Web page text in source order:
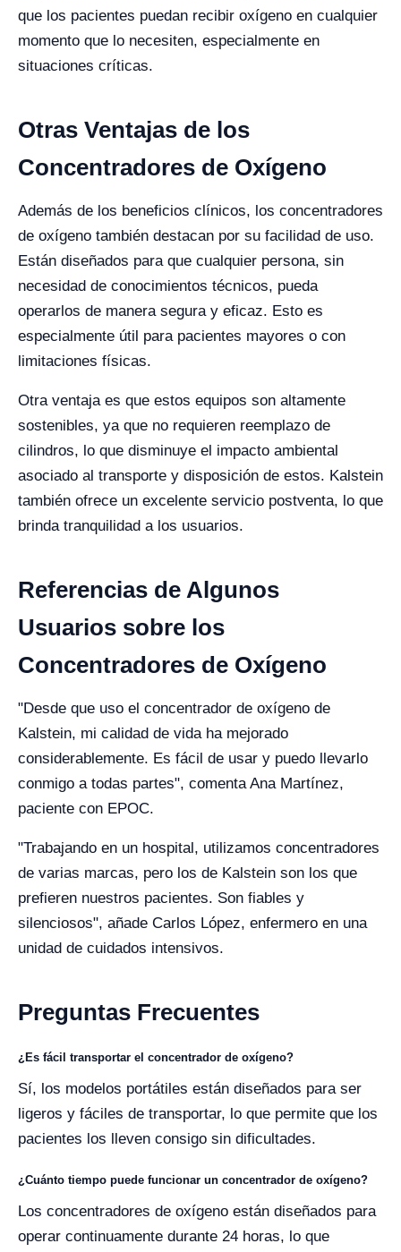
que los pacientes puedan recibir oxígeno en cualquier
momento que lo necesiten, especialmente en
situaciones críticas.
Otras Ventajas de los
Concentradores de Oxígeno
Además de los beneficios clínicos, los concentradores
de oxígeno también destacan por su facilidad de uso.
Están diseñados para que cualquier persona, sin
necesidad de conocimientos técnicos, pueda
operarlos de manera segura y eficaz. Esto es
especialmente útil para pacientes mayores o con
limitaciones físicas.
Otra ventaja es que estos equipos son altamente
sostenibles, ya que no requieren reemplazo de
cilindros, lo que disminuye el impacto ambiental
asociado al transporte y disposición de estos. Kalstein
también ofrece un excelente servicio postventa, lo que
brinda tranquilidad a los usuarios.
Referencias de Algunos
Usuarios sobre los
Concentradores de Oxígeno
"Desde que uso el concentrador de oxígeno de
Kalstein, mi calidad de vida ha mejorado
considerablemente. Es fácil de usar y puedo llevarlo
conmigo a todas partes", comenta Ana Martínez,
paciente con EPOC.
"Trabajando en un hospital, utilizamos concentradores
de varias marcas, pero los de Kalstein son los que
prefieren nuestros pacientes. Son fiables y
silenciosos", añade Carlos López, enfermero en una
unidad de cuidados intensivos.
Preguntas Frecuentes
¿Es fácil transportar el concentrador de oxígeno?
Sí, los modelos portátiles están diseñados para ser
ligeros y fáciles de transportar, lo que permite que los
pacientes los lleven consigo sin dificultades.
¿Cuánto tiempo puede funcionar un concentrador de oxígeno?
Los concentradores de oxígeno están diseñados para
operar continuamente durante 24 horas, lo que